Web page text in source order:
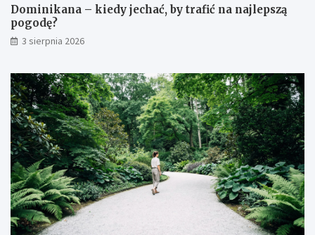
Dominikana – kiedy jechać, by trafić na najlepszą
pogodę?
3 sierpnia 2026